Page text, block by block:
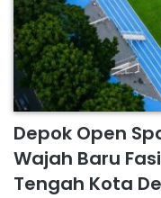
Depok Open
Wajah Baru
Tengah Kota